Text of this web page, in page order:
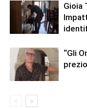
Gioia
“Gli